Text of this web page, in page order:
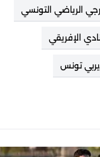
الرياضي التونسي
الإفريقي
تونس